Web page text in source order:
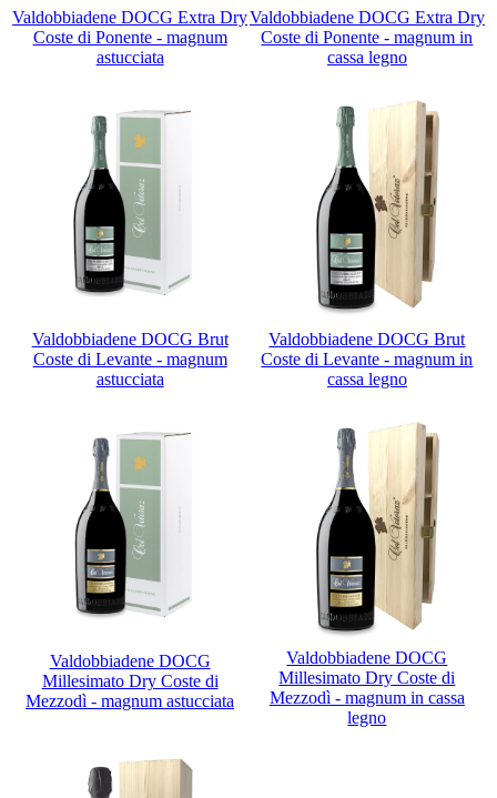
Valdobbiadene DOCG Extra Dry
Coste di Ponente - magnum
astucciata
Valdobbiadene DOCG Extra Dry
Coste di Ponente - magnum in
cassa legno
Valdobbiadene DOCG Brut
Coste di Levante - magnum
astucciata
Valdobbiadene DOCG Brut
Coste di Levante - magnum in
cassa legno
Valdobbiadene DOCG
Millesimato Dry Coste di
Mezzodì - magnum astucciata
Valdobbiadene DOCG
Millesimato Dry Coste di
Mezzodì - magnum in cassa
legno